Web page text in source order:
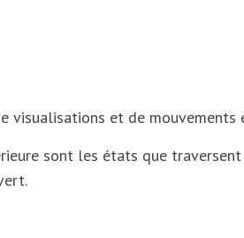
visualisations et de
sont les états que